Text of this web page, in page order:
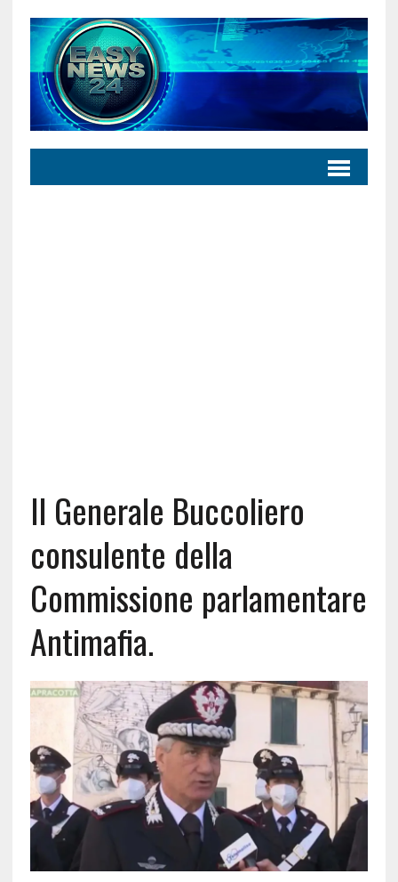
Il Generale Buccoliero
consulente della
Commissione parlamentare
Antimafia.